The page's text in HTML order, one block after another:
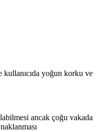
kullanıcıda yoğun korku ve
ancak çoğu vakada